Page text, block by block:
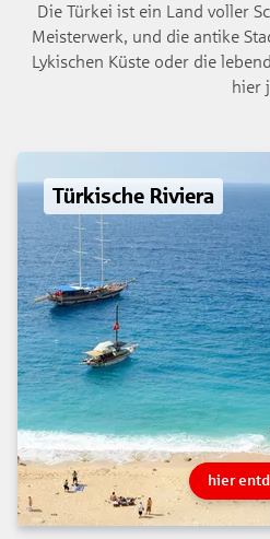
Die Türkei ist ein Land voller
Meisterwerk, und die antike
Lykischen Küste oder die
hier
Türkische Riviera
hier